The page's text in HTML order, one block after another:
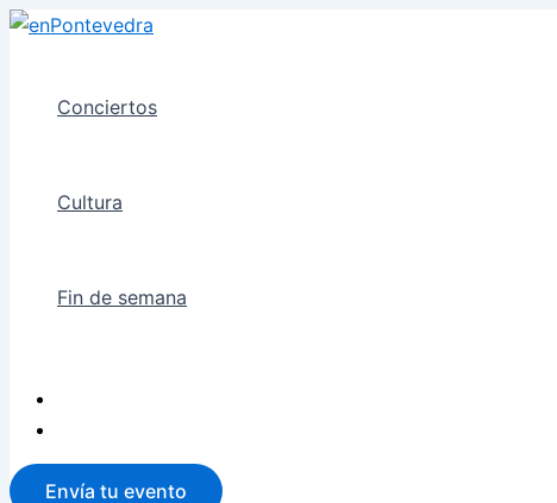
Ir
Conciertos
Cultura
Fin de semana
Envía tu evento